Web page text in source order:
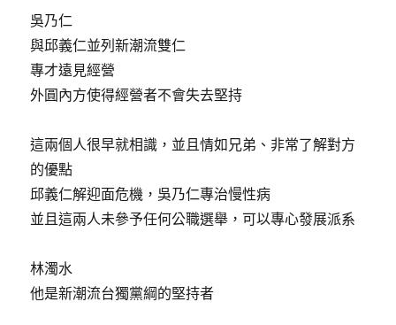
吳乃仁
與邱義仁並列新潮流雙仁
專才遠見經營
外圓內方使得經營者不會失去堅持
這兩個人很早就相識，並且情如兄弟、非常了解對方
的優點
邱義仁解迎面危機，吳乃仁專治慢性病
並且這兩人未參予任何公職選舉，可以專心發展派系
林濁水
他是新潮流台獨黨綱的堅持者